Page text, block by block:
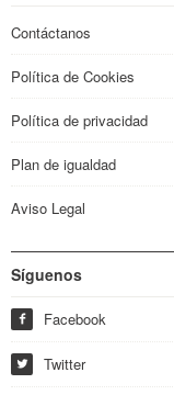
Contáctanos
Política de Cookies
Política de privacidad
Plan de igualdad
Aviso Legal
Síguenos
f Facebook
w Twitter